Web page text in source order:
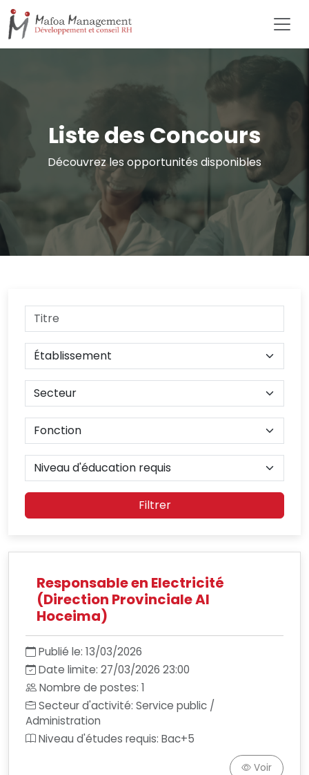
Liste des Concours
Découvrez les opportunités disponibles
Filtrer
Responsable en Electricité
(Direction Provinciale Al
Hoceima)
Publié le: 13/03/2026
Date limite: 27/03/2026 23:00
Nombre de postes: 1
Secteur d'activité: Service public /
Administration
Niveau d'études requis: Bac+5
Voir